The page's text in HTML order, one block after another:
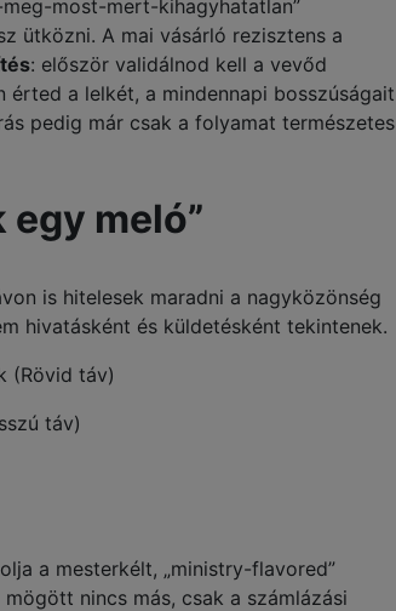
most-mert-kihagyhatatlan”
ütközni. A mai vásárló rezisztens a
: először validálnod kell a vevőd
a lelkét, a mindennapi bosszúságait
pedig már csak a folyamat természetes
meló”
is hitelesek maradni a nagyközönség
hivatásként és küldetésként tekintenek.
(Rövid táv)
táv)
a mesterkélt, „ministry-flavored”
nincs más, csak a számlázási